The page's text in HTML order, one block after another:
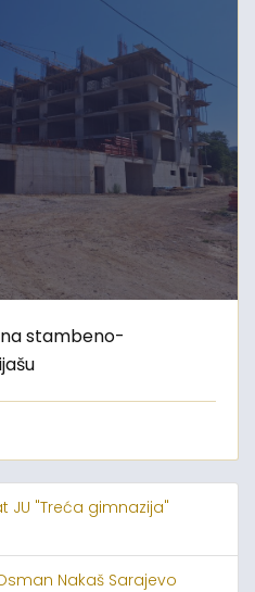
stambeno-
JU "Treća gimnazija"
Nakaš Sarajevo